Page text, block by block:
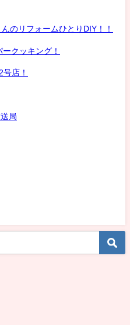
のリフォームひとりDIY！！
クッキング！
店！
局